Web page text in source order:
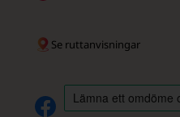
Se ruttanvisningar